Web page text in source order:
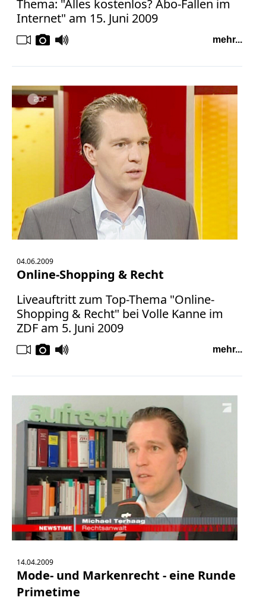
Thema: "Alles kostenlos? Abo-Fallen im
Internet" am 15. Juni 2009
mehr...
04.06.2009
Online-Shopping & Recht
Liveauftritt zum Top-Thema "Online-
Shopping & Recht" bei Volle Kanne im
ZDF am 5. Juni 2009
mehr...
14.04.2009
Mode- und Markenrecht - eine Runde
Primetime